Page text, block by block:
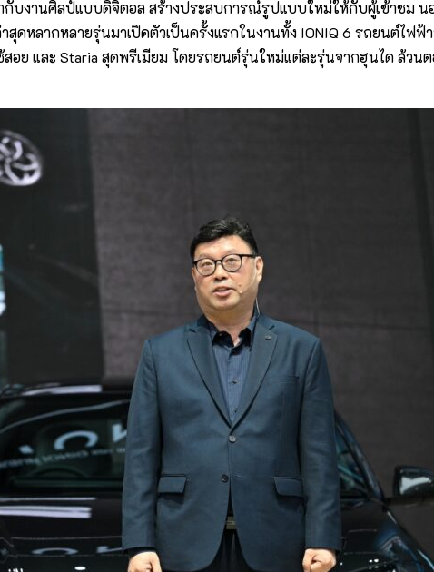
กับงานศิลป์แบบดิจิตอล สร้างประสบการณ์รูปแบบใหม่ให้กับผู้เข้าชม
ลากหลายรุ่นมาเปิดตัวเป็นครั้งแรกในงานทั้ง IONIQ 6 รถยนต์ไฟฟ้า
อย และ Staria สุดพรีเมียม โดยรถยนต์รุ่นใหม่แต่ละรุ่นจากฮุนได ล้ว